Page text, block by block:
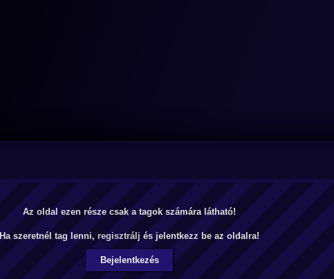
Az oldal ezen része csak a tagok számára látható!
Ha szeretnél tag lenni, regisztrálj és jelentkezz be az oldalra!
Bejelentkezés